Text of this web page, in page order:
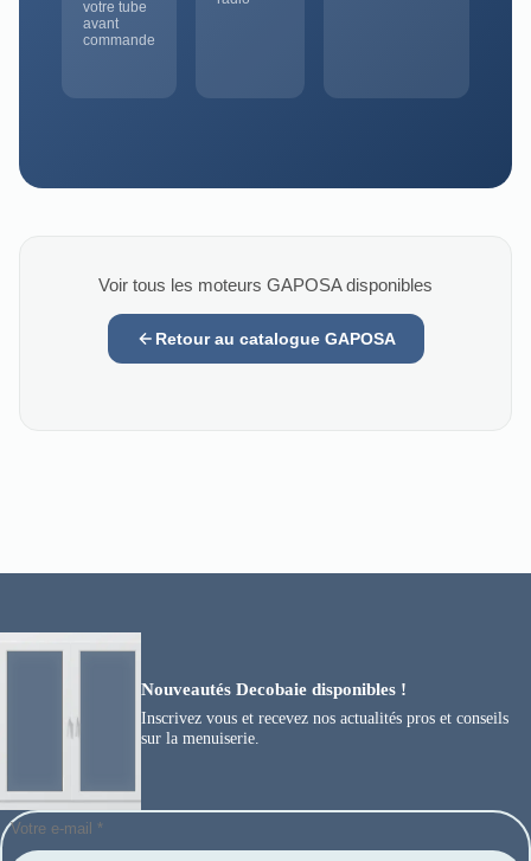
votre tube
avant
commande
Voir tous les moteurs GAPOSA disponibles
Retour au catalogue GAPOSA
Nouveautés Decobaie disponibles !
Inscrivez vous et recevez nos actualités pros et conseils
sur la menuiserie.